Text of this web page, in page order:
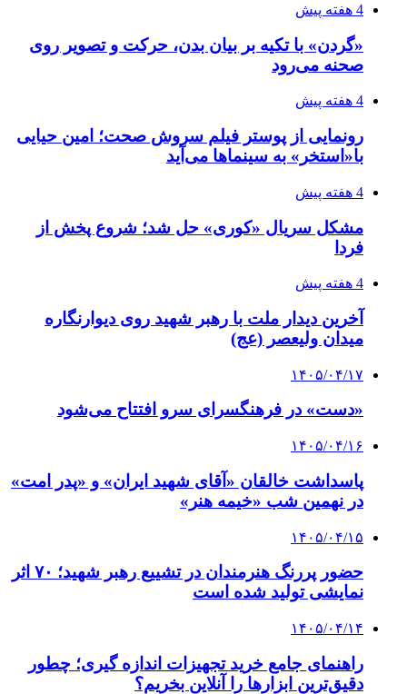
4 هفته پیش
«گردن» با تکیه بر بیان بدن، حرکت و تصویر روی
صحنه می‌رود
4 هفته پیش
رونمایی از پوستر فیلم سروش صحت؛ امین حیایی
با«استخر» به سینماها می‌آید
4 هفته پیش
مشکل سریال «کوری» حل شد؛ شروع پخش از
فردا
4 هفته پیش
آخرین دیدار ملت با رهبر شهید روی دیوارنگاره
میدان ولیعصر (عج)
۱۴۰۵/۰۴/۱۷
«دست» در فرهنگسرای سرو افتتاح می‌شود
۱۴۰۵/۰۴/۱۶
پاسداشت خالقان «آقای شهید ایران» و «پدر امت»
در نهمین شب «خیمه هنر»
۱۴۰۵/۰۴/۱۵
حضور پررنگ هنرمندان در تشییع رهبر شهید؛ ۷۰ اثر
نمایشی تولید شده است
۱۴۰۵/۰۴/۱۴
راهنمای جامع خرید تجهیزات اندازه گیری؛ چطور
دقیق‌ترین ابزارها را آنلاین بخریم؟